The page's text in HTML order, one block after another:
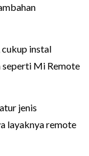
instal
seperti Mi Remote
jenis
layaknya remote